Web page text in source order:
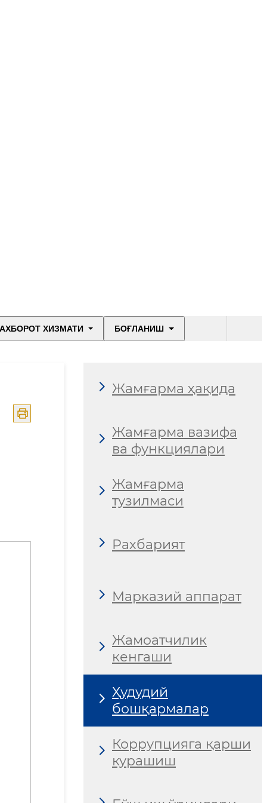
АХБОРОТ ХИЗМАТИ БОҒЛАНИШ
Жамғарма ҳақида
Жамғарма вазифа
ва функциялари
Жамғарма
тузилмаси
Рахбарият
Марказий аппарат
Жамоатчилик
кенгаши
Ҳудудий
бошқармалар
Коррупцияга қарши
курашиш